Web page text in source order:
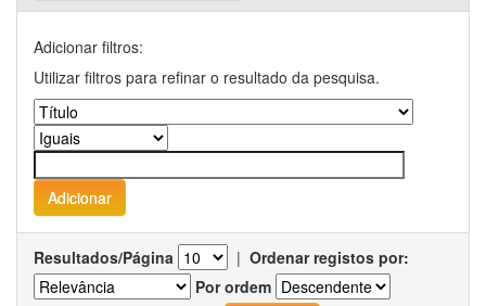
Adicionar filtros:
Utilizar filtros para refinar o resultado da pesquisa.
Resultados/Página | Ordenar registos por:
Por ordem